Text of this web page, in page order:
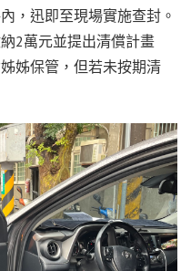
，迅即至現場實施查封。
2萬元並提出清償計畫
姊保管，但若未按期清